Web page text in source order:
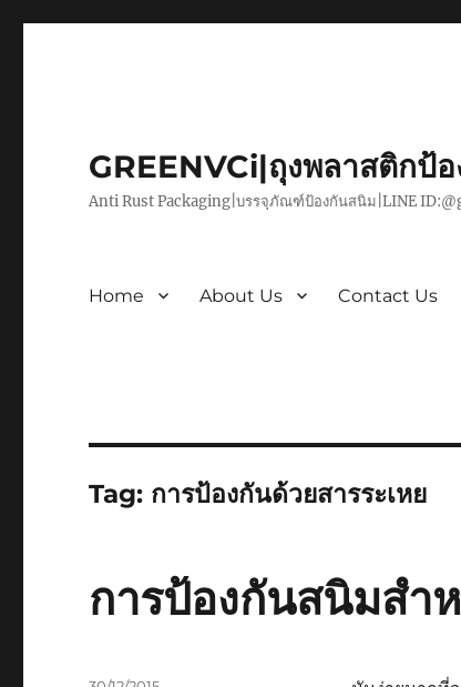
GREENVCi|ถุงพลาสติกป้
Anti Rust Packaging|บรรจุภัณฑ์ป้องกันสนิม|LINE
Home About Us Contact Us
Tag: การป้องกันด้วยสารระเหย
การป้องกันสนิมสำ